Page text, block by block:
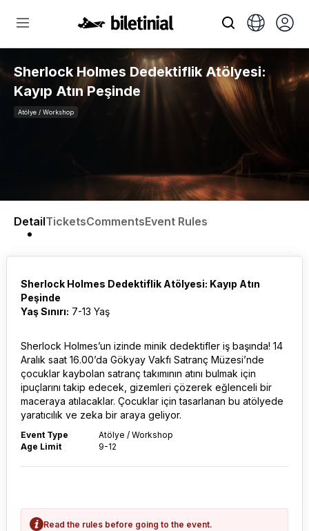
Sherlock Holmes Dedektiflik Atölyesi:
Kayıp Atın Peşinde
Atölye / Workshop
DetailTicketsCommentsEvent Rules
Sherlock Holmes Dedektiflik Atölyesi: Kayıp Atın
Peşinde
Yaş Sınırı: 7-13 Yaş
Sherlock Holmes’un izinde minik dedektifler iş başında! 14
Aralık saat 16.00’da Gökyay Vakfı Satranç Müzesi’nde
çocuklar kaybolan satranç takımının atını bulmak için
ipuçlarını takip edecek, gizemleri çözerek eğlenceli bir
maceraya atılacaklar. Çocuklar için tasarlanan bu atölyede
yaratıcılık ve zeka bir araya geliyor.
Event Type
Atölye / Workshop
Age Limit
9-12
Read the rules before going to the event.